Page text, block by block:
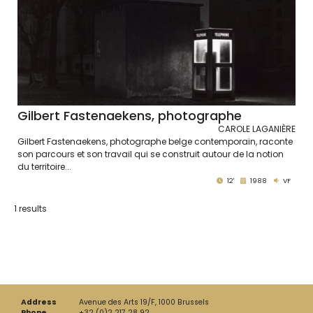
Gilbert Fastenaekens, photographe
CAROLE LAGANIÈRE
Gilbert Fastenaekens, photographe belge contemporain, raconte
son parcours et son travail qui se construit autour de la notion
du territoire...
12' 1988 VF
1 results
Address
Avenue des Arts 19/F, 1000 Brussels